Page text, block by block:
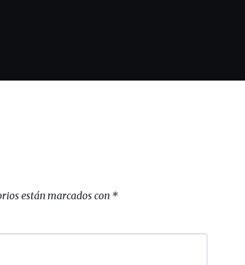
están marcados con *